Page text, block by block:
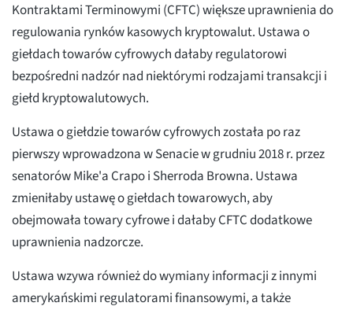
Kontraktami Terminowymi (CFTC) większe uprawnienia do
regulowania rynków kasowych kryptowalut. Ustawa o
giełdach towarów cyfrowych dałaby regulatorowi
bezpośredni nadzór nad niektórymi rodzajami transakcji i
giełd kryptowalutowych.
Ustawa o giełdzie towarów cyfrowych została po raz
pierwszy wprowadzona w Senacie w grudniu 2018 r. przez
senatorów Mike'a Crapo i Sherroda Browna. Ustawa
zmieniłaby ustawę o giełdach towarowych, aby
obejmowała towary cyfrowe i dałaby CFTC dodatkowe
uprawnienia nadzorcze.
Ustawa wzywa również do wymiany informacji z innymi
amerykańskimi regulatorami finansowymi, a także